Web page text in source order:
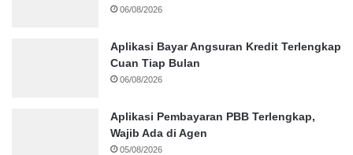
06/08/2026
Aplikasi Bayar Angsuran Kredit Terlengkap
Cuan Tiap Bulan
06/08/2026
Aplikasi Pembayaran PBB Terlengkap,
Wajib Ada di Agen
05/08/2026